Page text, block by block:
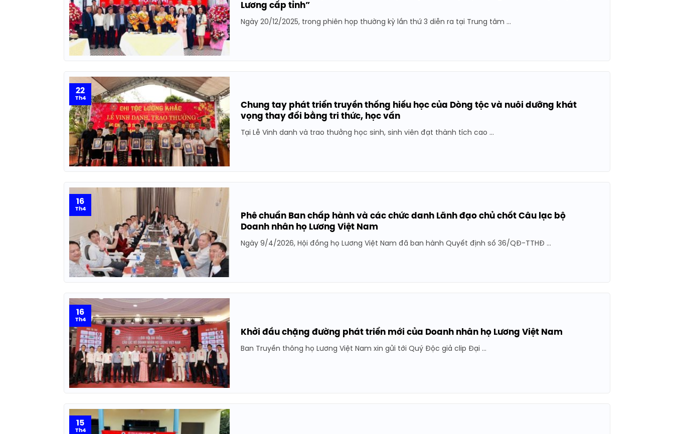
Lương cấp tỉnh”
Ngày 20/12/2025, trong phiên họp thường kỳ lần thứ 3 diễn ra tại Trung tâm ...
Chung tay phát triển truyền thống hiếu học của Dòng tộc và nuôi dưỡng khát
vọng thay đổi bằng tri thức, học vấn
Tại Lễ Vinh danh và trao thưởng học sinh, sinh viên đạt thành tích cao ...
22
Th4
Phê chuẩn Ban chấp hành và các chức danh Lãnh đạo chủ chốt Câu lạc bộ
Doanh nhân họ Lương Việt Nam
Ngày 9/4/2026, Hội đồng họ Lương Việt Nam đã ban hành Quyết định số 36/QĐ-TTHĐ ...
16
Th4
Khởi đầu chặng đường phát triển mới của Doanh nhân họ Lương Việt Nam
Ban Truyền thông họ Lương Việt Nam xin gửi tới Quý Độc giả clip Đại ...
16
Th4
15
Th4